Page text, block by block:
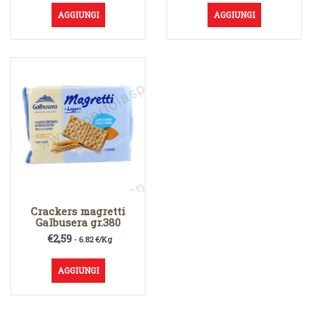
originale
era:
€1,59.
attuale
è:
€1,19.
AGGIUNGI AGGIUNGI
Crackers magretti
Galbusera gr.380
€2,59 - 6.82 €/Kg
AGGIUNGI